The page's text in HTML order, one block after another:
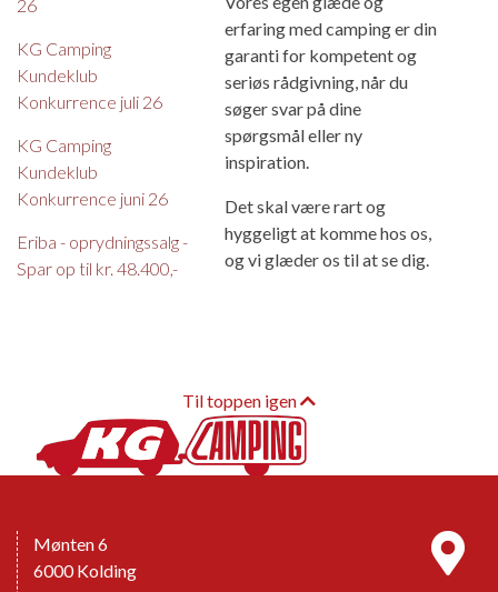
26
KG Camping
Kundeklub
Konkurrence juli 26
KG Camping
Kundeklub
Konkurrence juni 26
Eriba - oprydningssalg -
Spar op til kr. 48.400,-
erfaring med camping er din
garanti for kompetent og
seriøs rådgivning, når du
søger svar på dine
spørgsmål eller ny
inspiration.
Det skal være rart og
hyggeligt at komme hos os,
og vi glæder os til at se dig.
Til toppen igen
Mønten 6
6000 Kolding